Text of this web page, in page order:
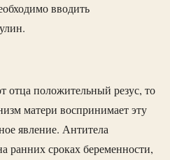
вводить
положительный резус, то
матери воспринимает эту
явление. Антитела
ранних сроках беременности,